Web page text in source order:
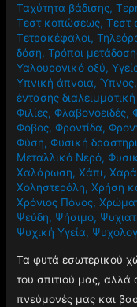
Ταχύτητα βάδισης,
Τεστ κοπώσεως,Τεστ
Τετρακέφαλοι,
δόση,Τρόποι
Υαλουρονικό οξύ,
Υπνική άπνοια,Ύπνος
έντασης
Φιλίες,Φλαβονοειδές,
Φόβος,Φροντίδα,
Φύση,Φυσική
Μεταλλικό Νερό,
Χαλάρωση,Χάπι,Χαρά
Χοληστερόλη,Χρήση
Χρόνιος Πόνος,
Ψεύδη, Ψήσιμο,
Ψυχική Υγεία,
Τα φυτά εσωτερικού
του σπιτιού μας, αλλά
πνεύμονές μας και